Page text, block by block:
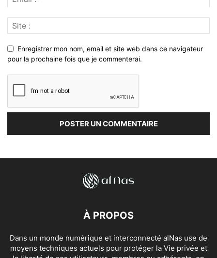
Enregistrer mon nom, email et site web dans ce navigateur
pour la prochaine fois que je commenterai.
À PROPOS
Dans un monde numérique et interconnecté alNas use de
moyens techniques actuels pour protéger la Vie privée et